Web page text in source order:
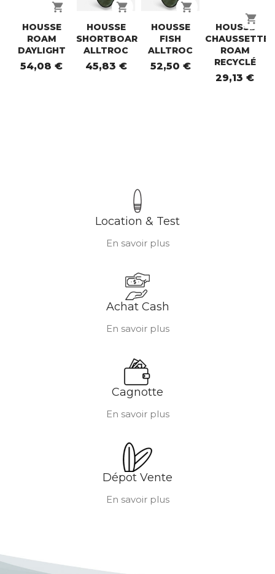
shopping_cart
HOUSSE
ROAM
DAYLIGHT
54,08 €
shopping_cart
HOUSSE
SHORTBOARD
ALLTROC
45,83 €
shopping_cart
HOUSSE
FISH
ALLTROC
52,50 €
shopping_cart
HOUSSE
CHAUSSETTES
ROAM
RECYCLÉ
29,13 €
Location & Test
En savoir plus
Achat Cash
En savoir plus
Cagnotte
En savoir plus
Dépot Vente
En savoir plus